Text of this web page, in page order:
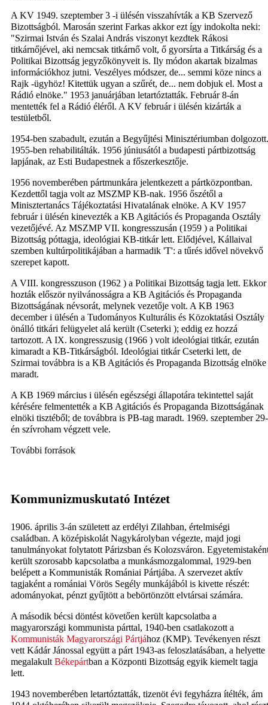
A KV 1949. szeptember 3 -i ülésén visszahívták a KB Szervező
Bizottságból. Marosán szerint Farkas akkor ezt így indokolta neki:
"Szirmai István és Szalai András viszonyt kezdtek Rákosi
titkárnőjével, aki nemcsak titkárnő volt, ő gyorsírta a Titkárság és a
Politikai Bizottság jegyzőkönyveit is. Ily módon akartak bizalmas
információkhoz jutni. Veszélyes módszer, de... semmi köze nincs a
Rajk -ügyhöz! Kitettük ugyan a szűrét, de... nem dobjuk el. Most a
Rádió elnöke." 1953 januárjában letartóztatták. Február 8-án
mentették fel a Rádió éléről. A KV február i ülésén kizárták a
testületből.
1954-ben szabadult, ezután a Begyűjtési Minisztériumban dolgozott.
1955-ben rehabilitálták. 1956 júniusától a budapesti pártbizottság
lapjának, az Esti Budapestnek a főszerkesztője.
1956 novemberében pártmunkára jelentkezett a pártközpontban.
Kezdettől tagja volt az MSZMP KB-nak. 1956 őszétől a
Minisztertanács Tájékoztatási Hivatalának elnöke. A KV 1957
február i ülésén kinevezték a KB Agitációs és Propaganda Osztály
vezetőjévé. Az MSZMP VII. kongresszusán (1959 ) a Politikai
Bizottság póttagja, ideológiai KB-titkár lett. Elődjével, Kállaival
szemben kultúrpolitikájában a harmadik 'T': a tűrés idővel növekvő
szerepet kapott.
A VIII. kongresszuson (1962 ) a Politikai Bizottság tagja lett. Ekkor
hozták először nyilvánosságra a KB Agitációs és Propaganda
Bizottságának névsorát, melynek vezetője volt. A KB 1963
december i ülésén a Tudományos Kulturális és Közoktatási Osztály
önálló titkári felügyelet alá került (Cseterki ); eddig ez hozzá
tartozott. A IX. kongresszusig (1966 ) volt ideológiai titkár, ezután
kimaradt a KB-Titkárságból. Ideológiai titkár Cseterki lett, de
Szirmai továbbra is a KB Agitációs és Propaganda Bizottság elnöke
maradt.
A KB 1969 március i ülésén egészségi állapotára tekintettel saját
kérésére felmentették a KB Agitációs és Propaganda Bizottságának
elnöki tisztéből; de továbbra is PB-tag maradt. 1969. szeptember 29-
én szívroham végzett vele.
További források
Kommunizmuskutató Intézet
1906. április 3-án született az erdélyi Zilahban, értelmiségi
családban. A középiskolát Nagykárolyban végezte, majd jogi
tanulmányokat folytatott Párizsban és Kolozsváron.
került szorosabb kapcsolatba a munkásmozgalommal, 1929-ben
belépett a Kommunisták Romániai Pártjába. A szervezet aktív
tagjaként a romániai Vörös Segély munkájából is kivette részét:
adományokat, pénzt gyűjtött a bebörtönzött elvtársai számára.
A második bécsi döntést követően került kapcsolatba a
magyarországi kommunista párttal, 1940-ben csatlakozott a
Kommunisták Magyarországi Pártjához (KMP). Tevékenyen részt
vett Kádár Jánossal együtt a párt 1943-as feloszlatásában, a helyette
megalakult Békepártban a Központi Bizottság egyik kiemelt tagja
lett.
1943 novemberében letartóztatták, tizenöt évi fegyházra ítélték, ám